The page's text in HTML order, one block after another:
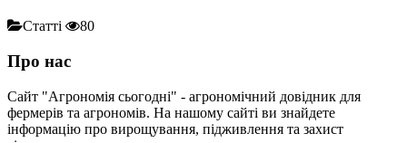
Статті 80
Про нас
Сайт "Агрономія сьогодні" - агрономічний довідник для
фермерів та агрономів. На нашому сайті ви знайдете
інформацію про вирощування, підживлення та захист